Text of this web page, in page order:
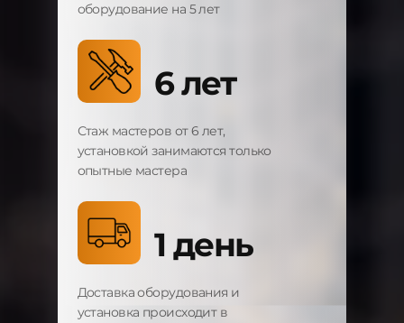
Доставка оборудования и
установка происходит в
1 день
Стаж мастеров от 6 лет,
установкой занимаются только
опытные мастера
6 лет
оборудование на 5 лет